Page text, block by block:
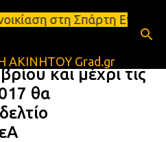
περιεχόμενο
Ενοικιάσεις
ΑΚΙΝΗΤΟΥ Grad.gr
και μέχρι τις
θα